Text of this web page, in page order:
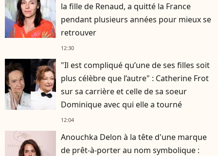
la fille de Renaud, a quitté la France
pendant plusieurs années pour mieux se
retrouver
12:30
"Il est compliqué qu’une de ses filles soit
plus célèbre que l’autre" : Catherine Frot
sur sa carrière et celle de sa soeur
Dominique avec qui elle a tourné
12:04
Anouchka Delon à la tête d'une marque
de prêt-à-porter au nom symbolique :